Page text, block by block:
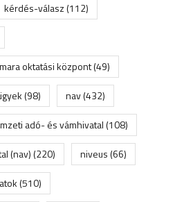
kérdés-válasz(112)
oktatási központ(49)
(98) nav(432)
adó- és vámhivatal(108)
(nav)(220) niveus(66)
(510)